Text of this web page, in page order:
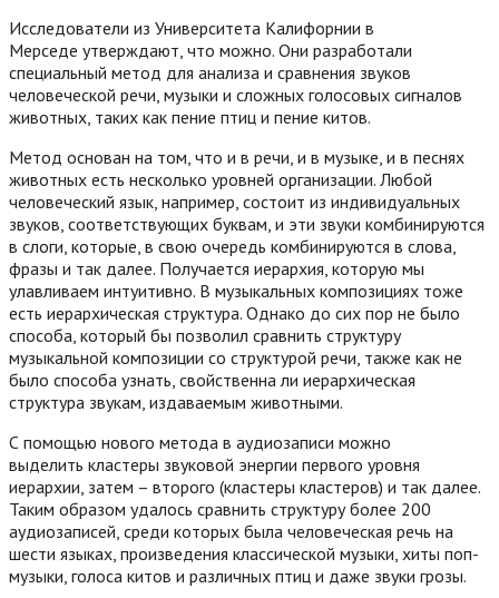
Исследователи из Университета Калифорнии в
Мерседе утверждают, что можно. Они разработали
специальный метод для анализа и сравнения звуков
человеческой речи, музыки и сложных голосовых сигналов
животных, таких как пение птиц и пение китов.
Метод основан на том, что и в речи, и в музыке, и в песнях
животных есть несколько уровней организации. Любой
человеческий язык, например, состоит из индивидуальных
звуков, соответствующих буквам, и эти звуки комбинируются
в слоги, которые, в свою очередь комбинируются в слова,
фразы и так далее. Получается иерархия, которую мы
улавливаем интуитивно. В музыкальных композициях тоже
есть иерархическая структура. Однако до сих пор не было
способа, который бы позволил сравнить структуру
музыкальной композиции со структурой речи, также как не
было способа узнать, свойственна ли иерархическая
структура звукам, издаваемым животными.
С помощью нового метода в аудиозаписи можно
выделить кластеры звуковой энергии первого уровня
иерархии, затем – второго (кластеры кластеров) и так далее.
Таким образом удалось сравнить структуру более 200
аудиозаписей, среди которых была человеческая речь на
шести языках, произведения классической музыки, хиты поп-
музыки, голоса китов и различных птиц и даже звуки грозы.